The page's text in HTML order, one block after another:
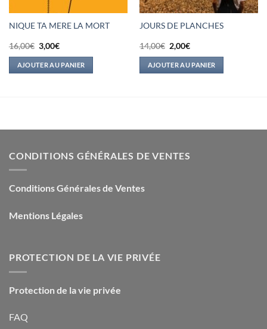
NIQUE TA MERE LA MORT
16,00€ Le
prix
initial
était :
16,00€.
3,00€Le
actuel
est :
3,00€.
AJOUTER AU PANIER
JOURS DE PLANCHES
14,00€ Le
prix
initial
était :
14,00€.
2,00€Le
actuel
est :
2,00€.
AJOUTER AU PANIER
CONDITIONS GÉNÉRALES DE VENTES
Conditions Générales de Ventes
Mentions Légales
PROTECTION DE LA VIE PRIVÉE
Protection de la vie privée
FAQ